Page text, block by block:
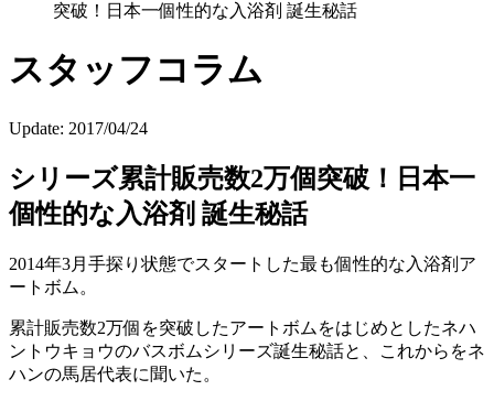
突破！日本一個性的な入浴剤 誕生秘話
スタッフコラム
Update: 2017/04/24
シリーズ累計販売数2万個突破！日本一
個性的な入浴剤 誕生秘話
2014年3月手探り状態でスタートした最も個性的な入浴剤ア
ートボム。
累計販売数2万個を突破したアートボムをはじめとしたネハ
ントウキョウのバスボムシリーズ誕生秘話と、これからをネ
ハンの馬居代表に聞いた。